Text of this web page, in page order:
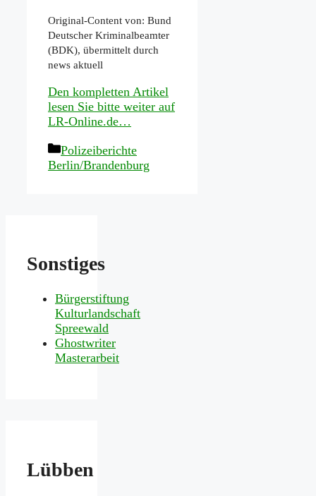
Original-Content von: Bund
Deutscher Kriminalbeamter
(BDK), übermittelt durch
news aktuell
Den kompletten Artikel
lesen Sie bitte weiter auf
LR-Online.de…
Kategorien
Polizeiberichte
Berlin/Brandenburg
Sonstiges
Bürgerstiftung
Kulturlandschaft
Spreewald
Ghostwriter
Masterarbeit
Lübben